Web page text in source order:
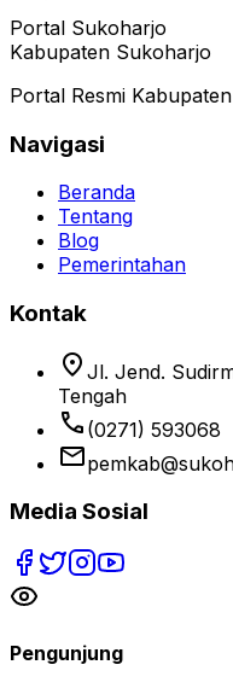
Portal Sukoharjo
Kabupaten Sukoharjo
Portal Resmi
Navigasi
Beranda
Tentang
Blog
Pemerintahan
Kontak
location_on Jl. Jend.
Tengah
phone (0271) 593068
email
Media Sosial
Pengunjung